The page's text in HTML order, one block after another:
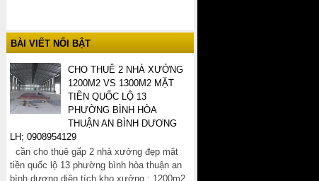
BÀI VIẾT NỔI BẬT
CHO THUÊ 2 NHÀ XƯỞNG
1200M2 VS 1300M2 MẶT
TIỀN QUỐC LỘ 13
PHƯỜNG BÌNH HÒA
THUẬN AN BÌNH DƯƠNG
LH; 0908954129
cần cho thuê gấp 2 nhà xưởng đẹp mặt
tiền quốc lộ 13 phường bình hòa thuận an
bình dương diện tích kho xưởng ; 1200m2